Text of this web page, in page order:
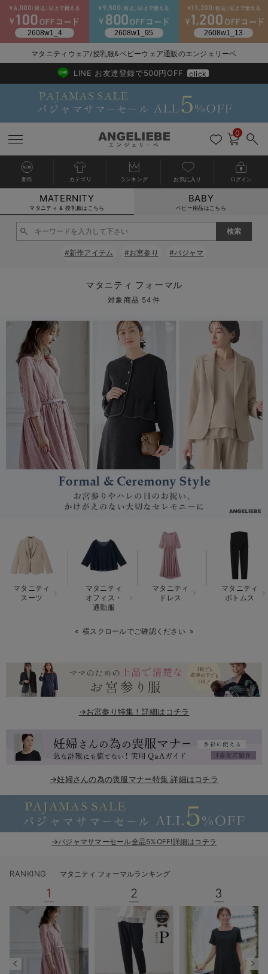
マタニティウェア全て
マタニティ ワンピース
マタニティ トップス
マタニティ アウター（コート）・ママコート
マタニティ 下着・インナー全て
授乳ブラ・マタニティブラ（マタニティインナー・産後用品）
マタニティ 授乳 キャミソール
産褥ショーツ
骨盤・マタニティベルト （妊娠中・産後）
産後 ガードル インナー
マタニティ 腹巻き
授乳服全て
マタニティ フォーマル全て
マタニティ スーツ
マタニティ ドレス（結婚式・お呼ばれ）
マタニティ フォーマル パンツ・ボトムス
授乳用品全て
妊婦用 抱き枕・授乳クッション
マタニティレッグウェア全て
マタニティストッキング・タイツ
マタニティ ボディケア全て
アウトレット全て
【アウトレット】ワンピース
【アウトレット】パジャマ
【アウトレット】インナー
【アウトレット】ベビー
特集全て
コットン素材
冷房対策
接触冷感素材
Tシャツブラ
ブラトップ
親子セット
快適機能ウェア特集 トップス
快適機能ウェア特集 ボトムス
erbaviva（エルバビーバ）
安心の日本製。先輩ママが買ってよかった！本当に必要な出産準備品
ハレの日に着るANGELIEBEのセレモニー
親子コーデ｜ママとベビーにおすすめ！
便利な育児家電
Gift Selection 出産祝い
ロンパースはいつからいつまで使う？選ぶポイントも解説！
入院準備の持ち物チェック
再入荷全て
再入荷｜インナー
戻る
送料無料アイテム全て
ワンピース
スカート
パジャマ
インナー
雑貨
ベビー
戻る
ブラキャミ おまとめ
MAX55%OFF ブラック
戻る
【37周年祭セール】
【37周年祭セール】
戻る
気温差別オススメア
【15℃】3月下旬～
戻る
動きやすく着回しで
戻る
強撚スムース(コスパ
戻る
マタニティウェア
【おまとめ割】パジ
戻る
こだわりの履き心地
カジュアル
オフィス
戻る
ジャケット派
きれいめ美脚パンツ派
ツィード派
王道シンプル派
セットアップ派
戻る
出産準備応援割全て
マタニティパジャマ
戻る
【オフィスカジュア
戻る
レギンスタイプ
戻る
【フォーマル】ワン
戻る
【ベビー】長袖
戻る
ハンカチ
短肌着
セット
戻る
快適ウェア10%OFF
快適ウェア10%OFF
戻る
春のマタニティワン
セットアップ・ レイ
ジャンパースカート/
ワーク・オフィス
カジュアル
フォーマル / オケー
あったかアイテム｜
戻る
Gift Selection 出産
〜3,000円（税込）
10,001円（税込）〜
女の子におススメの
男の子におススメの
定番ギフト
もらって嬉しいギフト
かわいくておもしろ
何枚あっても嬉しい
戻る
冬の冷え対策インナ
薄くてあったか
保温&リカバリー
レギンス・タイツ
カップ付きインナー
あったか度◎
裏起毛素材
戻る
入院準備の持ち物チ
入院してすぐ使うグ
戻る
冬のあったか特集全て
【冬のあったか特集
【冬のあったか特集
マタニティウェア/授乳服&ベビーウェア通販のエンジェリーベ
2026/NewArrival
送料495円(一部地域を除く) 7,700円以上で送料無料
LINE お友達登録で500円OFF click
0
新作 カテゴリ ランキング お気に入り ログイン
MATERNITY
マタニティ & 授乳服はこちら
BABY
ベビー用品はこちら
#新作アイテム #お宮参り #パジャマ
マタニティ フォーマル
対象商品 54件
マタニティ
スーツ
マタニティ
オフィス・
通勤服
マタニティ
ドレス
マタニティ
ボトムス
横スクロールでご確認ください
→お宮参り特集！詳細はコチラ
→妊婦さんの為の喪服マナー特集 詳細はコチラ
→パジャマサマーセール全品5%OFF!詳細はコチラ
RANKING マタニティ フォーマルランキング
1 2 3
カートに入れる
閉じる